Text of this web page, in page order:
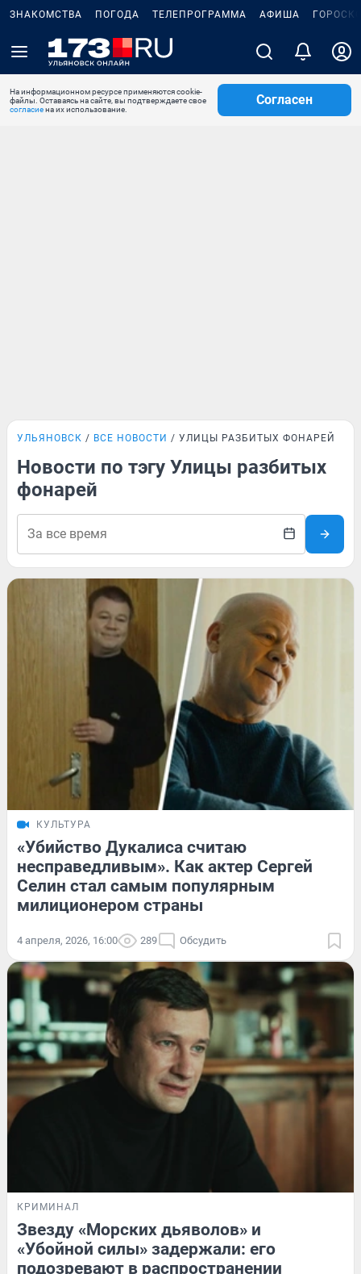
ЗНАКОМСТВА ПОГОДА ТЕЛЕПРОГРАММА АФИША
На информационном ресурсе применяются cookie-
файлы. Оставаясь на сайте, вы подтверждаете свое
согласиена их использование.
Согласен
УЛЬЯНОВСК ВСЕ НОВОСТИ УЛИЦЫ РАЗБИТЫХ ФОНАРЕЙ
Новости по тэгу Улицы разбитых
фонарей
КУЛЬТУРА
«Убийство Дукалиса считаю
несправедливым». Как актер Сергей
Селин стал самым популярным
милиционером страны
4 апреля, 2026, 16:00 289 Обсудить
КРИМИНАЛ
Звезду «Морских дьяволов» и
«Убойной силы» задержали: его
подозревают в распространении